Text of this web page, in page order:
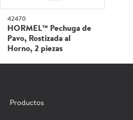
42470
HORMEL™ Pechuga de
Pavo, Rostizada al
Horno, 2 piezas
Productos